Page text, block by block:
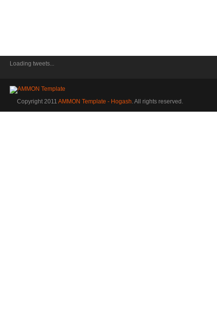
Loading tweets...
Copyright 2011 AMMON Template - Hogash. All rights reserved.